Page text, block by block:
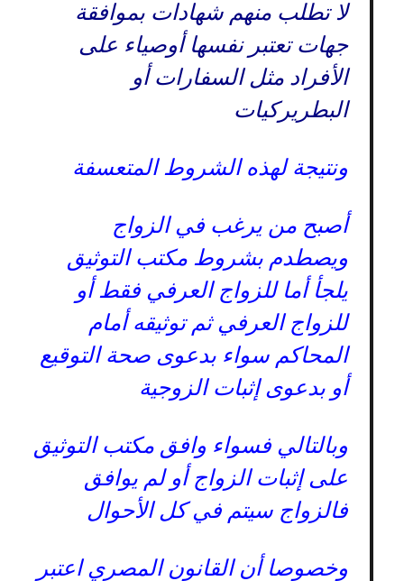
لا تطلب منهم شهادات بموافقة
جهات تعتبر نفسها أوصياء على
الأفراد مثل السفارات أو
البطريركيات
ونتيجة لهذه الشروط المتعسفة
أصبح من يرغب في الزواج
ويصطدم بشروط مكتب التوثيق
يلجأ أما للزواج العرفي فقط أو
للزواج العرفي ثم توثيقه أمام
المحاكم سواء بدعوى صحة التوقيع
أو بدعوى إثبات الزوجية
وبالتالي فسواء وافق مكتب التوثيق
على إثبات الزواج أو لم يوافق
فالزواج سيتم في كل الأحوال
وخصوصا أن القانون المصري اعتبر